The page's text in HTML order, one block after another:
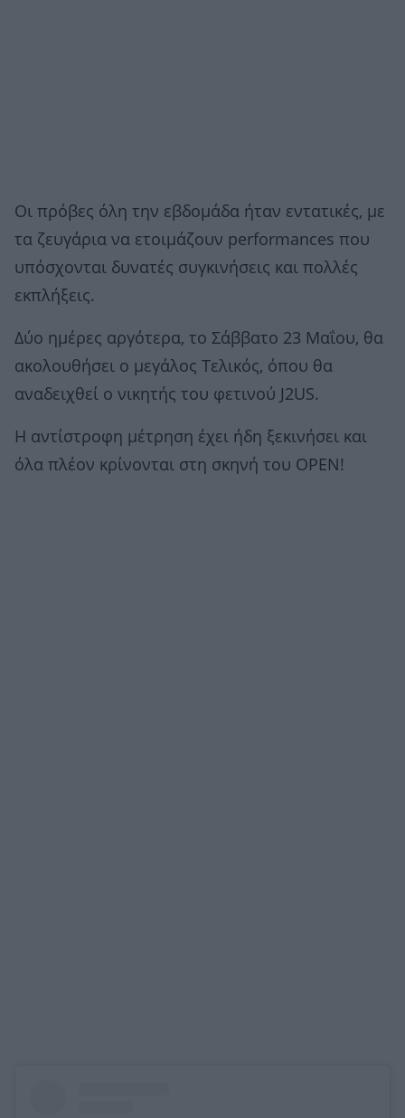
Οι πρόβες όλη την εβδομάδα ήταν εντατικές, με
τα ζευγάρια να ετοιμάζουν performances που
υπόσχονται δυνατές συγκινήσεις και πολλές
εκπλήξεις.
Δύο ημέρες αργότερα, το Σάββατο 23 Μαΐου, θα
ακολουθήσει ο μεγάλος Τελικός, όπου θα
αναδειχθεί ο νικητής του φετινού J2US.
Η αντίστροφη μέτρηση έχει ήδη ξεκινήσει και
όλα πλέον κρίνονται στη σκηνή του OPEN!